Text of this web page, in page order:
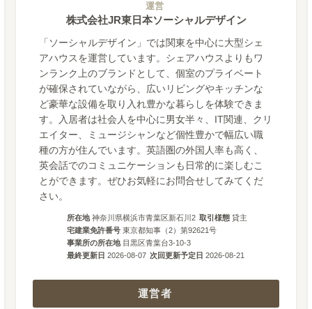
運営
株式会社JR東日本ソーシャルデザイン
「ソーシャルデザイン」では関東を中心に大型シェ
アハウスを運営しています。シェアハウスよりもワ
ンランク上のブランドとして、個室のプライベート
が確保されていながら、広いリビングやキッチンな
ど豪華な設備を取り入れ豊かな暮らしを体験できま
す。入居者は社会人を中心に男女半々、IT関連、クリ
エイター、ミュージシャンなど個性豊かで幅広い職
種の方が住んでいます。英語圏の外国人率も高く、
英会話でのコミュニケーションも日常的に楽しむこ
とができます。ぜひお気軽にお問合せしてみてくだ
さい。
所在地 神奈川県横浜市青葉区新石川2 取引様態 貸主
宅建業免許番号 東京都知事（2）第92621号
事業所の所在地 目黒区青葉台3-10-3
最終更新日 2026-08-07 次回更新予定日 2026-08-21
運営者